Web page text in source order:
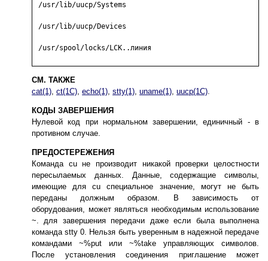
/usr/lib/uucp/Systems
/usr/lib/uucp/Devices
/usr/spool/locks/LCK..линия
СМ. ТАКЖЕ
cat(1), ct(1C), echo(1), stty(1), uname(1), uucp(1C).
КОДЫ ЗАВЕРШЕНИЯ
Нулевой код при нормальном завершении, единичный - в
противном случае.
ПРЕДОСТЕРЕЖЕНИЯ
Команда cu не производит никакой проверки целостности
пересылаемых данных. Данные, содержащие символы,
имеющие для cu специальное значение, могут не быть
переданы должным образом. В зависимость от
оборудования, может являться необходимым использование
~. для завершения передачи даже если была выполнена
команда stty 0. Нельзя быть уверенным в надежной передаче
командами ~%put или ~%take управляющих символов.
После установления соединения приглашение может